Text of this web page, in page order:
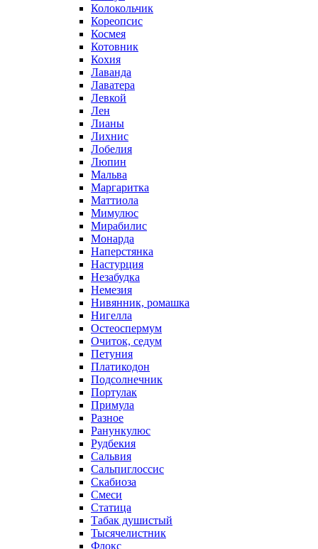
Колокольчик
Кореопсис
Космея
Котовник
Кохия
Лаванда
Лаватера
Левкой
Лен
Лианы
Лихнис
Лобелия
Люпин
Мальва
Маргаритка
Маттиола
Мимулюс
Мирабилис
Монарда
Наперстянка
Настурция
Незабудка
Немезия
Нивянник, ромашка
Нигелла
Остеоспермум
Очиток, седум
Петуния
Платикодон
Подсолнечник
Портулак
Примула
Разное
Ранункулюс
Рудбекия
Сальвия
Сальпиглоссис
Скабиоза
Смеси
Статица
Табак душистый
Тысячелистник
Флокс